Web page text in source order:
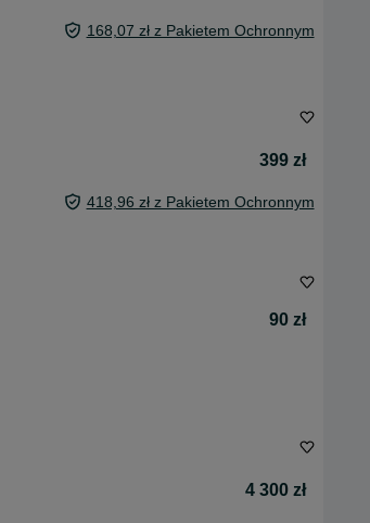
168,07 zł z Pakietem Ochronnym
399 zł
418,96 zł z Pakietem Ochronnym
90 zł
4 300 zł